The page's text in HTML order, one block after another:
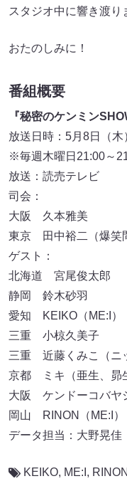
スタジオ中に響き渡り
おたのしみに！
番組概要
『秘密のケンミン
放送日時：5月8日（
※毎週木曜日21:00～
放送：読売テレビ
司会：
大阪 久本雅美
東京 田中裕二（爆笑
ゲスト：
北海道 宮尾俊太郎
静岡 鈴木砂羽
愛知 KEIKO（ME:I
三重 小椋久美子
三重 近藤くみこ（ニ
京都 ミキ（亜生、昴
大阪 ケンドーコバヤ
岡山 RINON（ME:I
データ担当：大野晃佳
KEIKO, ME:I , RINON